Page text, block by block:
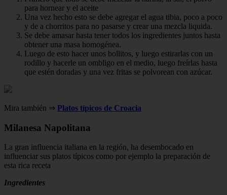
para hornear y el aceite
Una vez hecho esto se debe agregar el agua tibia, poco a poco
y de a chorritos para no pasarse y crear una mezcla liquida.
Se debe amasar hasta tener todos los ingredientes juntos hasta
obtener una masa homogénea.
Luego de esto hacer unos bollitos, y luego estirarlas con un
rodillo y hacerle un ombligo en el medio, luego freírlas hasta
que estén doradas y una vez fritas se polvorean con azúcar.
Mira también ⇒ Platos típicos de Croacia
Milanesa Napolitana
La gran influencia italiana en la región, ha desembocado en
influenciar sus platos típicos como por ejemplo la preparación de
esta rica receta
Ingredientes